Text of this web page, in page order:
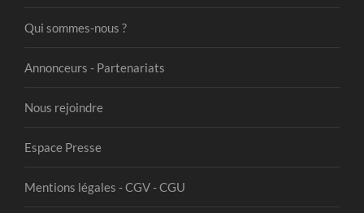
Qui sommes-nous ?
Annonceurs - Partenariats
Nous rejoindre
Espace Presse
Mentions légales - CGV - CGU